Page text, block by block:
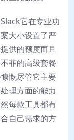
它在专业功
大小设置了严
供的额度而且
菲的高级套餐
慨尽管它主要
理方面的能力
每款工具都有
自己需求的方